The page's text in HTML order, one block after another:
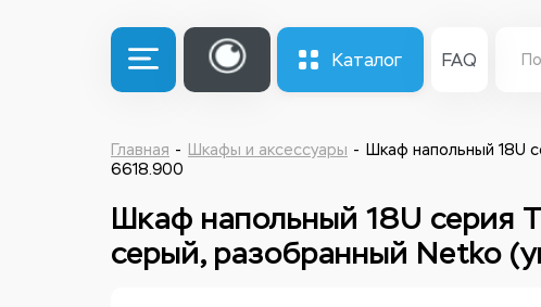
Каталог FAQ
Главная Шкафы и аксессуары
Шкаф напольный 18U
6618.900
Шкаф напольный 18U серия
серый, разобранный Netko